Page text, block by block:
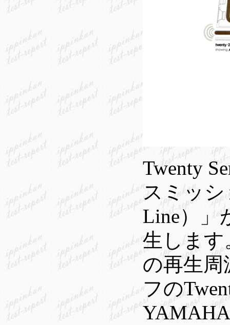
Twenty
スミッシ
Line）」
生します
の再生
フの